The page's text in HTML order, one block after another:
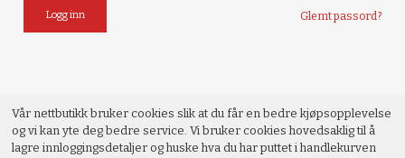
Glemt passord?
Vår nettbutikk bruker cookies slik at du får en bedre kjøpsopplevelse
og vi kan yte deg bedre service. Vi bruker cookies hovedsaklig til å
lagre innloggingsdetaljer og huske hva du har puttet i handlekurven